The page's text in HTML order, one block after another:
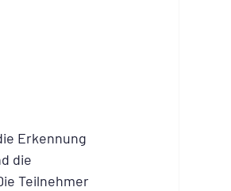
Erkennung
die
Teilnehmer